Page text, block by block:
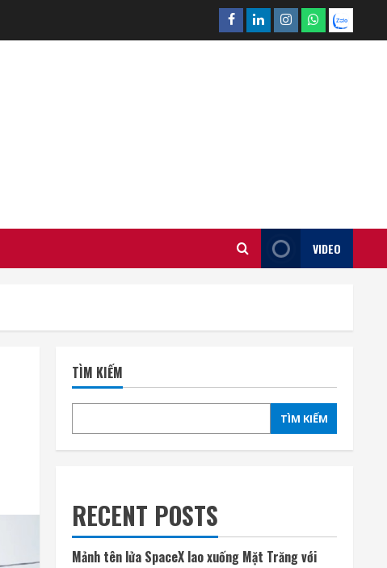
Facebook
LinkedinInstagram
What’sapp
Zalo
VIDEO
TÌM KIẾM
TÌM KIẾM
RECENT POSTS
Mảnh tên lửa SpaceX lao xuống Mặt Trăng với